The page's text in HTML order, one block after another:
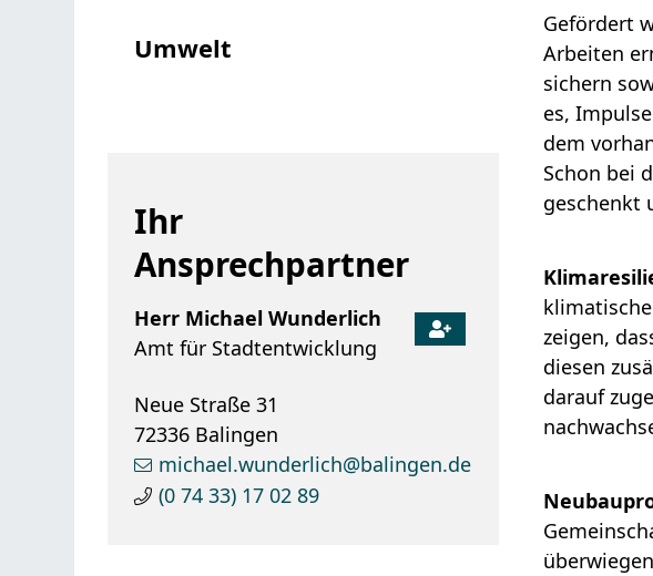
Umwelt
Ihr
Ansprechpartner
Herr Michael Wunderlich
Amt für Stadtentwicklung
Neue Straße 31
72336 Balingen
michael.wunderlich@balingen.de
(0 74 33) 17 02 89
Gefördert
Arbeiten
sichern
es,
dem
Schon bei
geschenkt
zeigen,
diesen
darauf